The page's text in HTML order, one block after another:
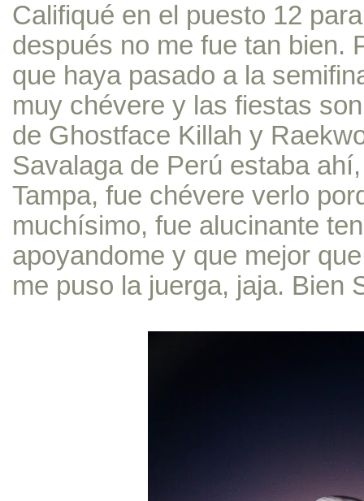
Califiqué en el puesto 12
después no me fue tan bien.
que haya pasado a la
muy chévere y las fiestas
de Ghostface Killah y
Savalaga de Perú estaba
Tampa, fue chévere verlo
muchísimo, fue alucinante
apoyandome y que mejor
me puso la juerga, jaja. Bien